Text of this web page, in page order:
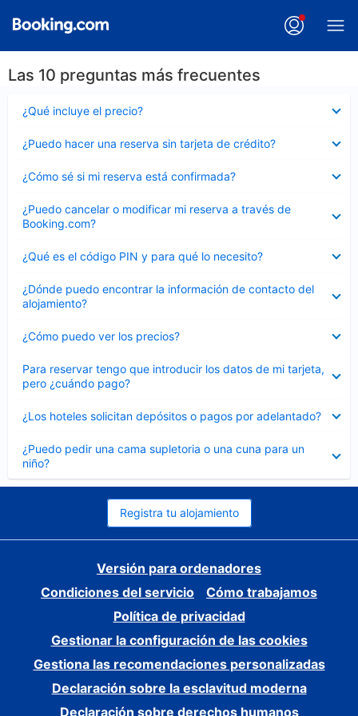
Las 10 preguntas más frecuentes
¿Qué incluye el precio?
cerrado
¿Puedo hacer una reserva sin tarjeta de crédito?
cerrado
¿Cómo sé si mi reserva está confirmada?
cerrado
¿Puedo cancelar o modificar mi reserva a través de
Booking.com?
cerrado
¿Qué es el código PIN y para qué lo necesito?
cerrado
¿Dónde puedo encontrar la información de contacto del
alojamiento?
cerrado
¿Cómo puedo ver los precios?
cerrado
Para reservar tengo que introducir los datos de mi tarjeta,
pero ¿cuándo pago?
cerrado
¿Los hoteles solicitan depósitos o pagos por adelantado?
cerrado
¿Puedo pedir una cama supletoria o una cuna para un
niño?
cerrado
Registra tu alojamiento
Versión para ordenadores
Condiciones del servicio
Cómo trabajamos
Política de privacidad
Gestionar la configuración de las cookies
Gestiona las recomendaciones personalizadas
Declaración sobre la esclavitud moderna
Declaración sobre derechos humanos